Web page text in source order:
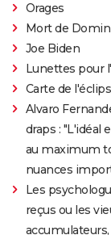
Orages
Mort de
Joe Biden
Lunettes pour
Carte de
Alvaro
draps : "L'idéal
au maximum
nuances
Les
reçus ou les